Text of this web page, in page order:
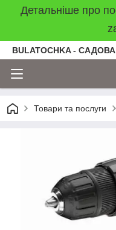
Детальніше про
BULATOCHKA -
Товари та послуги